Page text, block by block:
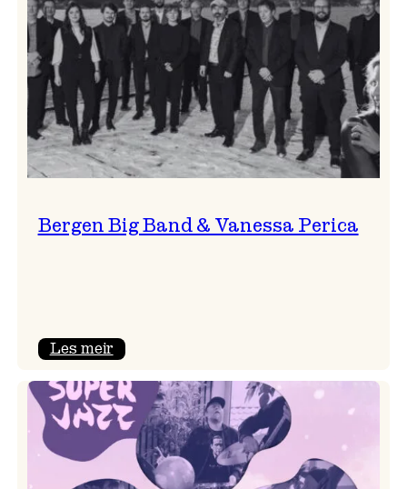
Bergen Big Band & Vanessa Perica
Les meir:
Big
Band
&
Vanessa
Perica